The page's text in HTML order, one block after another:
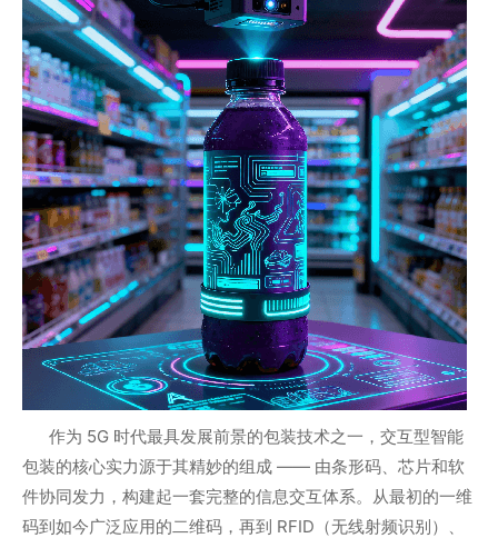
作为 5G 时代最具发展前景的包装技术之一，交互型智能
包装的核心实力源于其精妙的组成 —— 由条形码、芯片和软
件协同发力，构建起一套完整的信息交互体系。从最初的一维
码到如今广泛应用的二维码，再到 RFID（无线射频识别）、